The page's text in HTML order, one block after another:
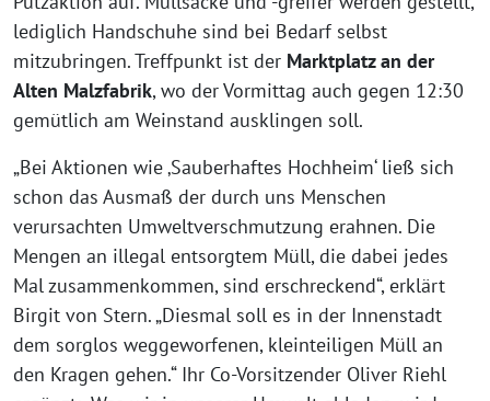
lediglich Handschuhe sind bei Bedarf selbst
mitzubringen. Treffpunkt ist der Marktplatz an der
Alten Malzfabrik, wo der Vormittag auch gegen 12:30
gemütlich am Weinstand ausklingen soll.
„Bei Aktionen wie ‚Sauberhaftes Hochheim‘ ließ sich
schon das Ausmaß der durch uns Menschen
verursachten Umweltverschmutzung erahnen. Die
Mengen an illegal entsorgtem Müll, die dabei jedes
Mal zusammenkommen, sind erschreckend“, erklärt
Birgit von Stern. „Diesmal soll es in der Innenstadt
dem sorglos weggeworfenen, kleinteiligen Müll an
den Kragen gehen.“ Ihr Co-Vorsitzender Oliver Riehl